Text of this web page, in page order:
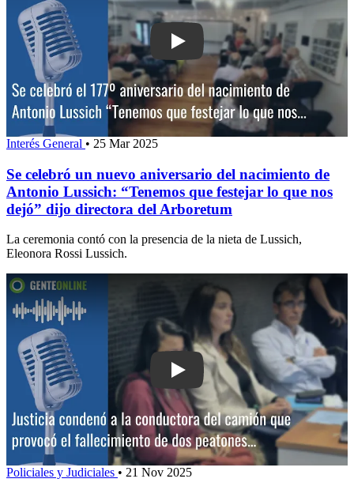
Play: Se celebró un nuevo
Interés General • 25 Mar 2025
Se celebró un nuevo aniversario del nacimiento de
Antonio Lussich: “Tenemos que festejar lo que nos
dejó” dijo directora del Arboretum
La ceremonia contó con la presencia de la nieta de Lussich,
Eleonora Rossi Lussich.
Play: Justicia condenó a la
Policiales y Judiciales • 21 Nov 2025